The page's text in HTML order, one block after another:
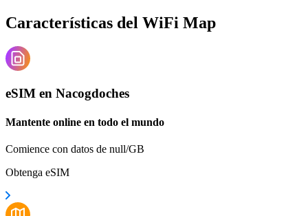
Características del WiFi Map
eSIM en Nacogdoches
Mantente online en todo el mundo
Comience con datos de null/GB
Obtenga eSIM